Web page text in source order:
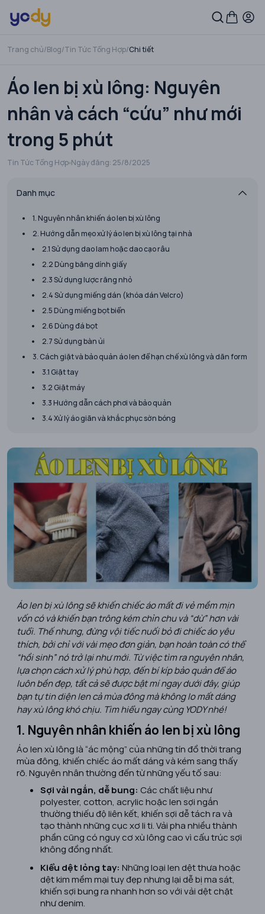
Trang chủ/Blog/Tin Tức Tổng Hợp/Chi tiết
Áo len bị xù lông: Nguyên
nhân và cách “cứu” như mới
trong 5 phút
Tin Tức Tổng Hợp Ngày đăng: 25/8/2025
Danh mục
1. Nguyên nhân khiến áo len bị xù lông
2. Hướng dẫn mẹo xử lý áo len bị xù lông tại nhà
2.1 Sử dụng dao lam hoặc dao cạo râu
2.2 Dùng băng dính giấy
2.3 Sử dụng lược răng nhỏ
2.4 Sử dụng miếng dán (khóa dán Velcro)
2.5 Dùng miếng bọt biển
2.6 Dùng đá bọt
2.7 Sử dụng bàn ủi
3. Cách giặt và bảo quản áo len để hạn chế xù lông và dãn form
3.1 Giặt tay
3.2 Giặt máy
3.3 Hướng dẫn cách phơi và bảo quản
3.4 Xử lý áo giãn và khắc phục sờn bóng
Áo len bị xù lông sẽ khiến chiếc áo mất đi vẻ mềm mịn
vốn có và khiến bạn trông kém chỉn chu và “dừ” hơn vài
tuổi. Thế nhưng, đừng vội tiếc nuối bỏ đi chiếc áo yêu
thích, bởi chỉ với vài mẹo đơn giản, bạn hoàn toàn có thể
“hồi sinh” nó trở lại như mới. Từ việc tìm ra nguyên nhân,
lựa chọn cách xử lý phù hợp, đến bí kíp bảo quản để áo
luôn bền đẹp, tất cả sẽ được bật mí ngay dưới đây, giúp
bạn tự tin diện len cả mùa đông mà không lo mất dáng
hay xù lông khó chịu. Tìm hiểu ngay cùng YODY nhé!
1. Nguyên nhân khiến áo len bị xù lông
Áo len xù lông là “ác mộng” của những tín đồ thời trang
mùa đông, khiến chiếc áo mất dáng và kém sang thấy
rõ. Nguyên nhân thường đến từ những yếu tố sau:
Sợi vải ngắn, dễ bung: Các chất liệu như
polyester, cotton, acrylic hoặc len sợi ngắn
thường thiếu độ liên kết, khiến sợi dễ tách ra và
tạo thành những cục xơ li ti. Vải pha nhiều thành
phần cũng có nguy cơ xù lông cao vì cấu trúc sợi
không đồng nhất.
Kiểu dệt lỏng tay: Những loại len dệt thưa hoặc
dệt kim mềm mại tuy đẹp nhưng lại dễ bị ma sát,
khiến sợi bung ra nhanh hơn so với vải dệt chặt
như denim.